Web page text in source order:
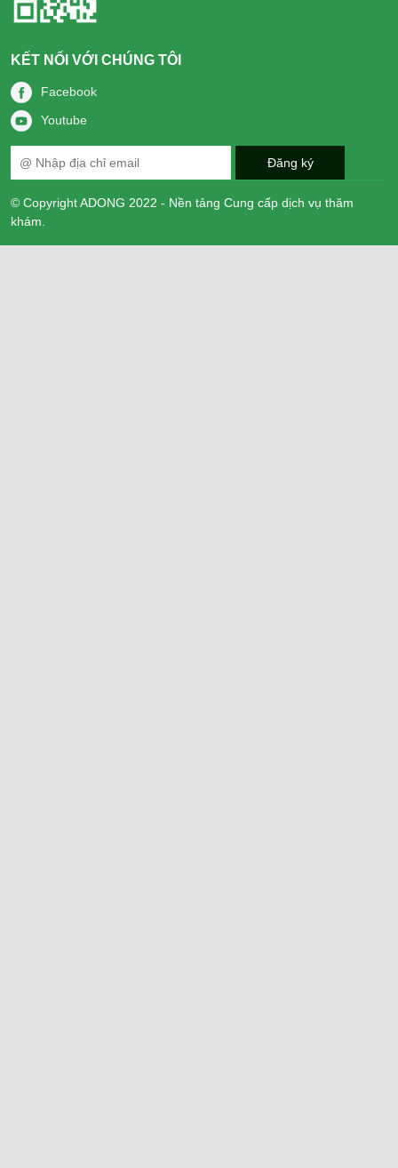
KẾT NỐI VỚI CHÚNG TÔI
Facebook
Youtube
© Copyright ADONG 2022 - Nền tảng Cung cấp dịch vụ thăm
khám.